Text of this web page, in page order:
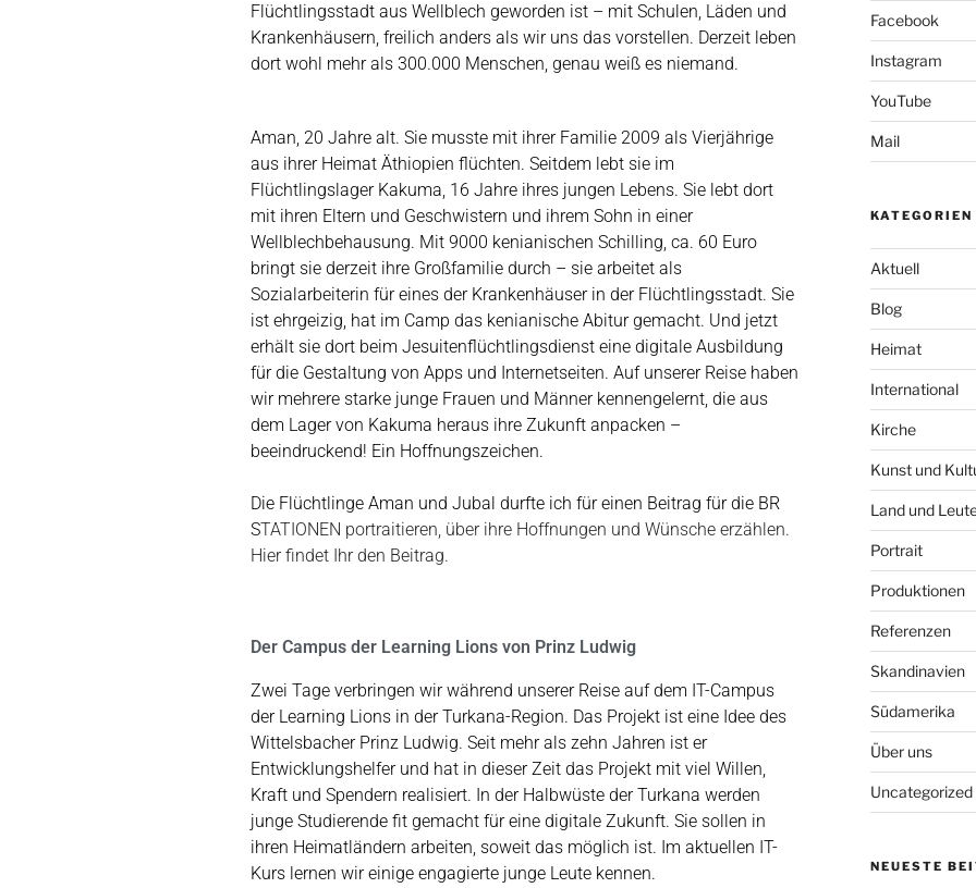
Flüchtlingsstadt aus Wellblech geworden ist – mit Schulen, Läden und
Krankenhäusern, freilich anders als wir uns das vorstellen. Derzeit leben
dort wohl mehr als 300.000 Menschen, genau weiß es niemand.
Aman, 20 Jahre alt. Sie musste mit ihrer Familie 2009 als Vierjährige
aus ihrer Heimat Äthiopien flüchten. Seitdem lebt sie im
Flüchtlingslager Kakuma, 16 Jahre ihres jungen Lebens. Sie lebt dort
mit ihren Eltern und Geschwistern und ihrem Sohn in einer
Wellblechbehausung. Mit 9000 kenianischen Schilling, ca. 60 Euro
bringt sie derzeit ihre Großfamilie durch – sie arbeitet als
Sozialarbeiterin für eines der Krankenhäuser in der Flüchtlingsstadt. Sie
ist ehrgeizig, hat im Camp das kenianische Abitur gemacht. Und jetzt
erhält sie dort beim Jesuitenflüchtlingsdienst eine digitale Ausbildung
für die Gestaltung von Apps und Internetseiten. Auf unserer Reise haben
wir mehrere starke junge Frauen und Männer kennengelernt, die aus
dem Lager von Kakuma heraus ihre Zukunft anpacken –
beeindruckend! Ein Hoffnungszeichen.
Die Flüchtlinge Aman und Jubal durfte ich für einen Beitrag für die BR
STATIONEN portraitieren, über ihre Hoffnungen und Wünsche erzählen.
Hier findet Ihr den Beitrag.
Der Campus der Learning Lions von Prinz Ludwig
Zwei Tage verbringen wir während unserer Reise auf dem IT-Campus
der Learning Lions in der Turkana-Region. Das Projekt ist eine Idee des
Wittelsbacher Prinz Ludwig. Seit mehr als zehn Jahren ist er
Entwicklungshelfer und hat in dieser Zeit das Projekt mit viel Willen,
Kraft und Spendern realisiert. In der Halbwüste der Turkana werden
junge Studierende fit gemacht für eine digitale Zukunft. Sie sollen in
ihren Heimatländern arbeiten, soweit das möglich ist. Im aktuellen IT-
Kurs lernen wir einige engagierte junge Leute kennen.
Facebook
Instagram
YouTube
Mail
KATEGORIEN
Aktuell
Blog
Heimat
International
Kirche
Kunst und
Land und
Portrait
Produktionen
Referenzen
Skandinavien
Südamerika
Über uns
Uncategorized
NEUESTE